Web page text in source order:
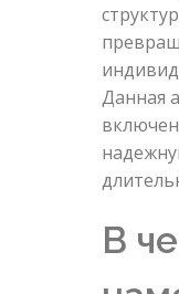
Данная
В